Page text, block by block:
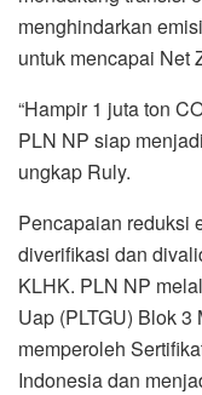
menghindarkan
untuk mencapai Net
“Hampir 1 juta ton
PLN NP siap
ungkap Ruly.
Pencapaian reduksi
diverifikasi dan
KLHK. PLN NP
Uap (PLTGU) Blok
memperoleh
Indonesia dan